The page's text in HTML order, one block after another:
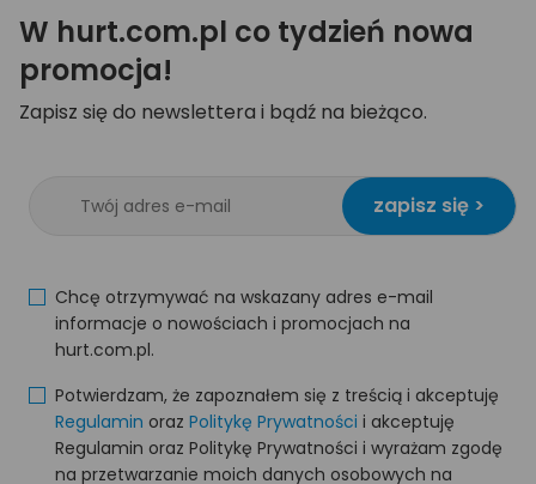
W hurt.com.pl co tydzień nowa
promocja!
Zapisz się do newslettera i bądź na bieżąco.
zapisz się >
Chcę otrzymywać na wskazany adres e-mail
informacje o nowościach i promocjach na
hurt.com.pl.
Potwierdzam, że zapoznałem się z treścią i akceptuję
Regulamin oraz Politykę Prywatności i akceptuję
Regulamin oraz Politykę Prywatności i wyrażam zgodę
na przetwarzanie moich danych osobowych na